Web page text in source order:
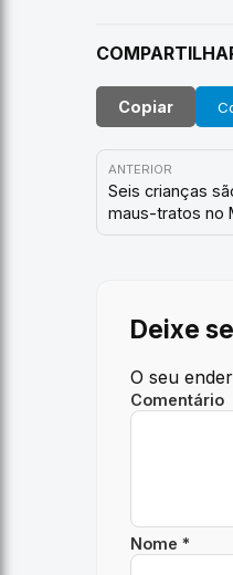
Copiar
ANTERIOR
Seis crianças
maus-tratos no
Deixe
O seu
Comentário
Nome *